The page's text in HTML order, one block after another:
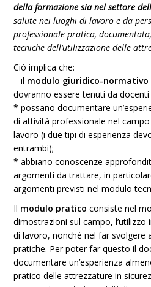
della formazione sia nel settore
salute nei luoghi di lavoro e da
professionale pratica,
tecniche dell’utilizzazione delle
Ciò implica che:
– il modulo giuridico-normativo
dovranno essere tenuti da docenti
* possano documentare
di attività professionale nel campo
lavoro (i due tipi di esperienza
entrambi);
* abbiano conoscenze
argomenti da trattare, in
argomenti previsti nel modulo
Il modulo pratico consiste nel
dimostrazioni sul campo, l’utilizzo
di lavoro, nonché nel far svolgere
pratiche. Per poter far questo il
documentare un’esperienza
pratico delle attrezzature in